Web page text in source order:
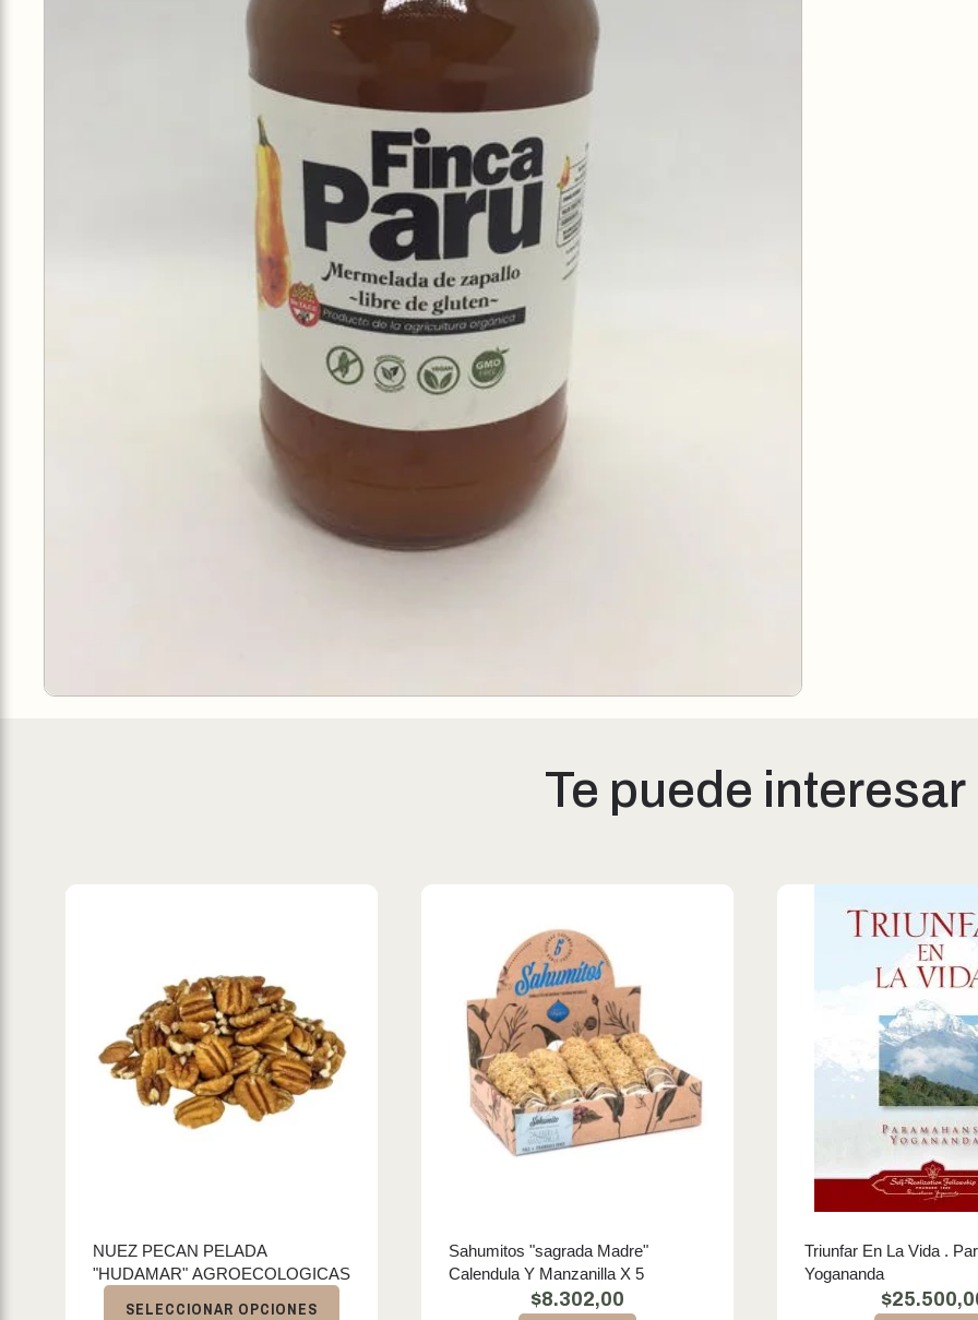
Te puede interesar
NUEZ PECAN PELADA
"HUDAMAR" AGROECOLOGICAS
SELECCIONAR OPCIONES
Sahumitos "sagrada Madre"
Calendula Y Manzanilla X 5
$8.302,00
Triunfar En La Vida .
Yogananda
$